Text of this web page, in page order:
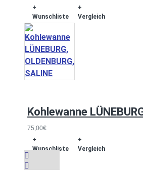
+
Wunschliste
+
Vergleich
Kohlewanne
75,00€
+
Wunschliste
+
Vergleich